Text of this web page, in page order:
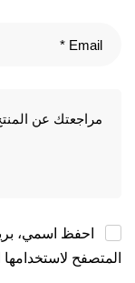
احفظ اسمي،
المتصفح